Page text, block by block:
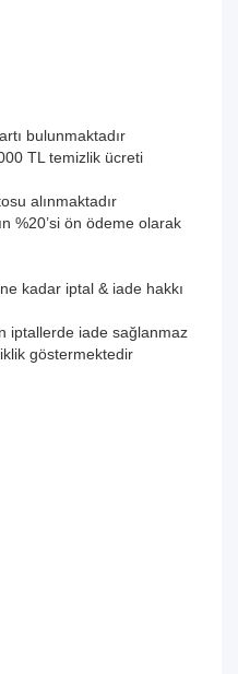
bulunmaktadır
TL temizlik ücreti
alınmaktadır
%20’si ön ödeme olarak
kadar iptal & iade hakkı
iptallerde iade sağlanmaz
göstermektedir